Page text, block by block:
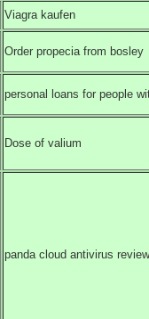
Viagra kaufen
Order propecia from bosley
personal loans for people
Dose of valium
panda cloud antivirus review